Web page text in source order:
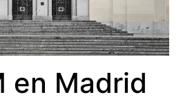
en Madrid